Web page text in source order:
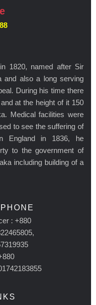
1820, named after Sir
and also a long serving
During his time there
at the height of it 150
Medical facilities were
to see the suffering of
England in 1836, he
to the government of
including building of a
: +880